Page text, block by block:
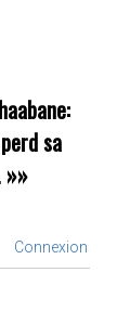
sa
»»
Connexion